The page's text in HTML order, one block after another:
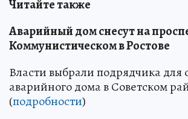
Читайте также
Аварийный дом снесут на
Коммунистическом в Ростове
Власти выбрали подрядчика для
аварийного дома в Советском
(подробности)